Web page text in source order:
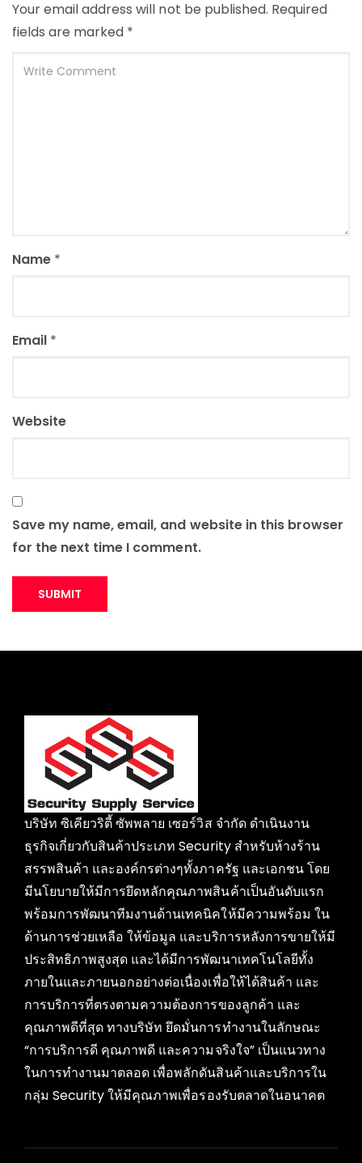
Your email address will not be published. Required
fields are marked *
Name *
Email *
Website
Save my name, email, and website in this browser
for the next time I comment.
บริษัท ซิเคียวริตี้ ซัพพลาย เซอร์วิส จำกัด ดำเนินงาน
ธุรกิจเกี่ยวกับสินค้าประเภท Security สำหรับห้างร้าน
สรรพสินค้า และองค์กรต่างๆทั้งภาครัฐ และเอกชน โดย
มีนโยบายให้มีการยึดหลักคุณภาพสินค้าเป็นอันดับแรก
พร้อมการพัฒนาทีมงานด้านเทคนิคให้มีความพร้อม ใน
ด้านการช่วยเหลือ ให้ข้อมูล และบริการหลังการขายให้มี
ประสิทธิภาพสูงสุด และได้มีการพัฒนาเทคโนโลยีทั้ง
ภายในและภายนอกอย่างต่อเนื่องเพื่อให้ได้สินค้า และ
การบริการที่ตรงตามความต้องการของลูกค้า และ
คุณภาพดีที่สุด ทางบริษัท ยึดมั่นการทำงานในลักษณะ
“การบริการดี คุณภาพดี และความจริงใจ” เป็นแนวทาง
ในการทำงานมาตลอด เพื่อพลักดันสินค้าและบริการใน
กลุ่ม Security ให้มีคุณภาพเพื่อรองรับตลาดในอนาคต